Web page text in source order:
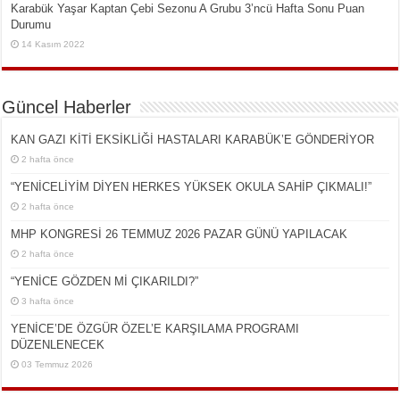
Karabük Yaşar Kaptan Çebi Sezonu A Grubu 3’ncü Hafta Sonu Puan
Durumu
14 Kasım 2022
Güncel Haberler
KAN GAZI KİTİ EKSİKLİĞİ HASTALARI KARABÜK’E GÖNDERİYOR
2 hafta önce
“YENİCELİYİM DİYEN HERKES YÜKSEK OKULA SAHİP ÇIKMALI!”
2 hafta önce
MHP KONGRESİ 26 TEMMUZ 2026 PAZAR GÜNÜ YAPILACAK
2 hafta önce
“YENİCE GÖZDEN Mİ ÇIKARILDI?”
3 hafta önce
YENİCE’DE ÖZGÜR ÖZEL’E KARŞILAMA PROGRAMI
DÜZENLENECEK
03 Temmuz 2026